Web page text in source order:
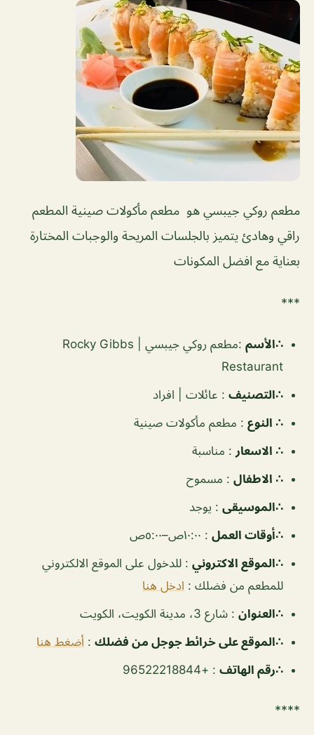
مطعم روكي جيبسي هو مطعم مأكولات صينية المطعم
راقي وهادئ يتميز بالجلسات المريحة والوجبات المختارة
بعناية مع افضل المكونات
***
∴الأسم :
مطعم روكي جيبسي | Rocky Gibbs
Restaurant
∴التصنيف : عائلات | افراد
∴ النوع : مطعم مأكولات صينية
∴ الاسعار : مناسبة
∴ الاطفال : مسموح
∴الموسيقى : يوجد
‏∴أوقات العمل :
∴الموقع الاكتروني : للدخول على الموقع الالكتروني
للمطعم من فضلك : ادخل هنا
∴العنوان : شارع 3، مدينة الكويت، الكويت
∴الموقع على خرائط جوجل من فضلك : أضغط هنا
∴رقم الهاتف : +96522218844
****